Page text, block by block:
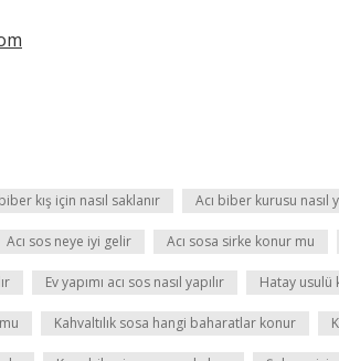
kış için nasıl saklanır Acı biber kurusu nasıl
Acı sos neye iyi gelir Acı sosa sirke konur mu
Ev yapımı acı sos nasıl yapılır Hatay usulü
Kahvaltılık sosa hangi baharatlar konur